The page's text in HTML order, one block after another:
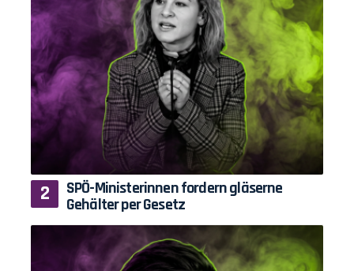
SPÖ-Ministerinnen fordern gläserne
Gehälter per Gesetz